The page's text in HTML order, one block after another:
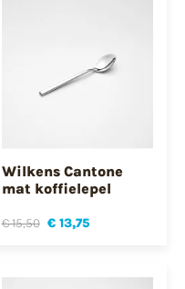
Wilkens Cantone
mat koffielepel
€ 15,50 € 13,75